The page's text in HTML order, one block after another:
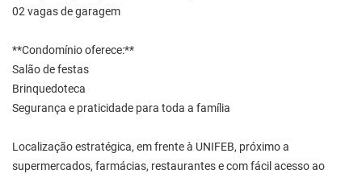
02 vagas de garagem
**Condomínio oferece:**
Salão de festas
Brinquedoteca
Segurança e praticidade para toda a família
Localização estratégica, em frente à UNIFEB, próximo a
supermercados, farmácias, restaurantes e com fácil acesso ao